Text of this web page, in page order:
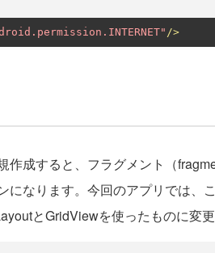
/>
成すると、フラグメント（
になります。今回のアプリでは、
とGridViewを使ったものに変更